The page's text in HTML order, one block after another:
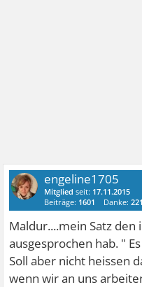
engeline1705
Mitglied seit: 17.11.2015
Beiträge: 1601 Danke:221
Maldur....mein Satz den
ausgesprochen hab. "
Soll aber nicht heissen
wenn wir an uns